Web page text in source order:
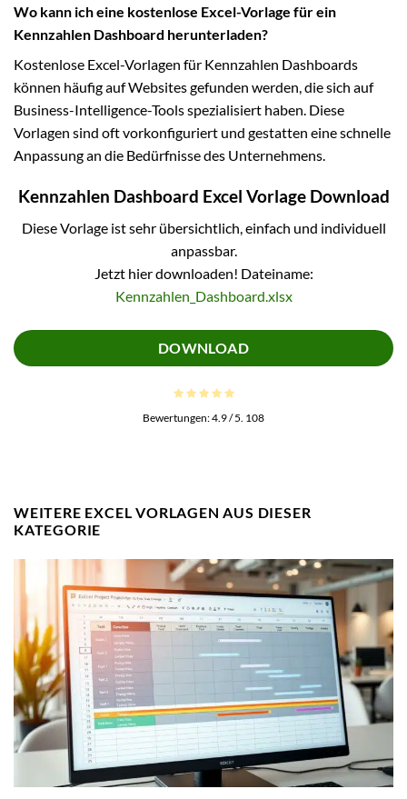
Wo kann ich eine kostenlose Excel-Vorlage für ein
Kennzahlen Dashboard herunterladen?
Kostenlose Excel-Vorlagen für Kennzahlen Dashboards
können häufig auf Websites gefunden werden, die sich auf
Business-Intelligence-Tools spezialisiert haben. Diese
Vorlagen sind oft vorkonfiguriert und gestatten eine schnelle
Anpassung an die Bedürfnisse des Unternehmens.
Kennzahlen Dashboard Excel Vorlage Download
Diese Vorlage ist sehr übersichtlich, einfach und individuell
anpassbar.
Jetzt hier downloaden! Dateiname:
Kennzahlen_Dashboard.xlsx
DOWNLOAD
Bewertungen:4.9/ 5. 108
WEITERE EXCEL VORLAGEN AUS DIESER
KATEGORIE